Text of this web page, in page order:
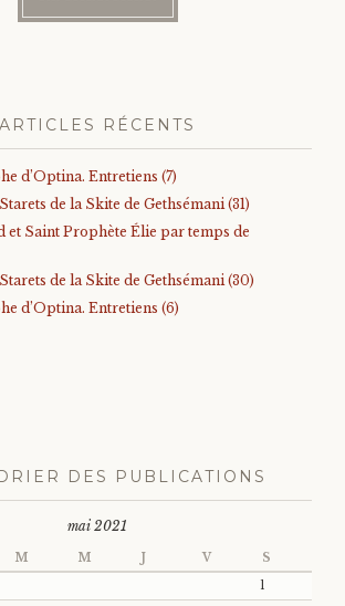
ARTICLES RÉCENTS
d’Optina. Entretiens (7)
de la Skite de Gethsémani (31)
et Saint Prophète Élie par temps de
de la Skite de Gethsémani (30)
d’Optina. Entretiens (6)
DES PUBLICATIONS
mai 2021
M M J V S
1